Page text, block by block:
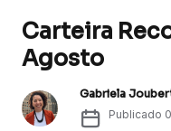
Carteira
Agosto
Gabriela
Publicado